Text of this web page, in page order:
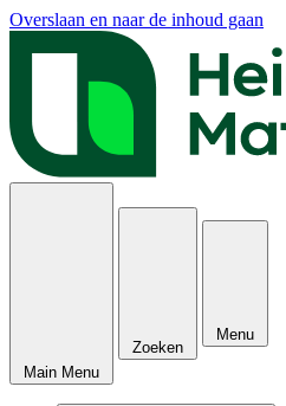
Overslaan en naar de inhoud gaan
Main Menu
Zoeken
Menu